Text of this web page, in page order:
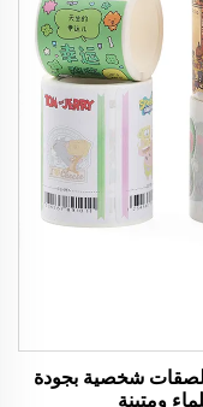
شخصية بجودة
ومتينة